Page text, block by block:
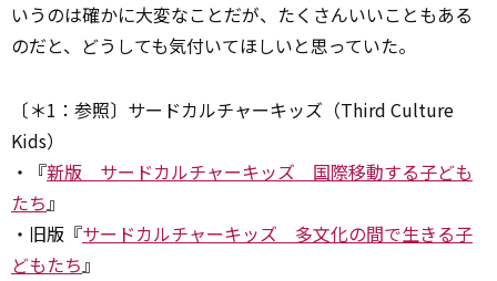
いうのは確かに大変なことだが、たくさんいいこともある
のだと、どうしても気付いてほしいと思っていた。
〔＊1：参照〕サードカルチャーキッズ（Third Culture
Kids）
・『新版 サードカルチャーキッズ 国際移動する子ども
たち』
・旧版『サードカルチャーキッズ 多文化の間で生きる子
どもたち』